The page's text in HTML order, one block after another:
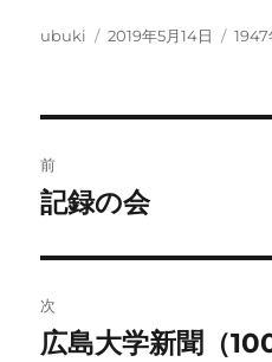
投
ubuki
投
2019年5月14日
カ
1947
稿
ビ
ゲ
前
前
投
稿:
記録の会
次
次
広島大学新聞（